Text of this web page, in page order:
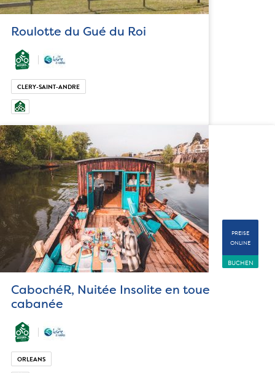
Roulotte du Gué du Roi
CLERY-SAINT-ANDRE
PREISE
ONLINE
BUCHEN
CabochéR, Nuitée Insolite en toue
cabanée
ORLEANS